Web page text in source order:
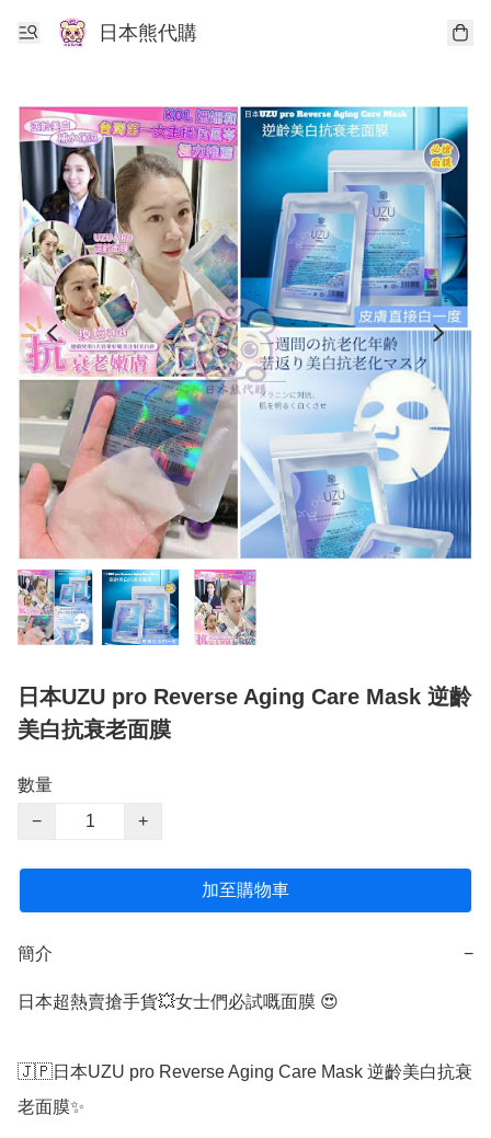
日本熊代購
日本UZU pro Reverse Aging Care Mask 逆齡
美白抗衰老面膜
數量
−
+
加至購物車
簡介 −
日本超熱賣搶手貨💥女士們必試嘅面膜 😍
🇯🇵日本UZU pro Reverse Aging Care Mask 逆齡美白抗衰
老面膜✨